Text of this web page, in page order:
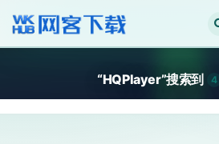
“HQPlayer”搜索到 4
全部